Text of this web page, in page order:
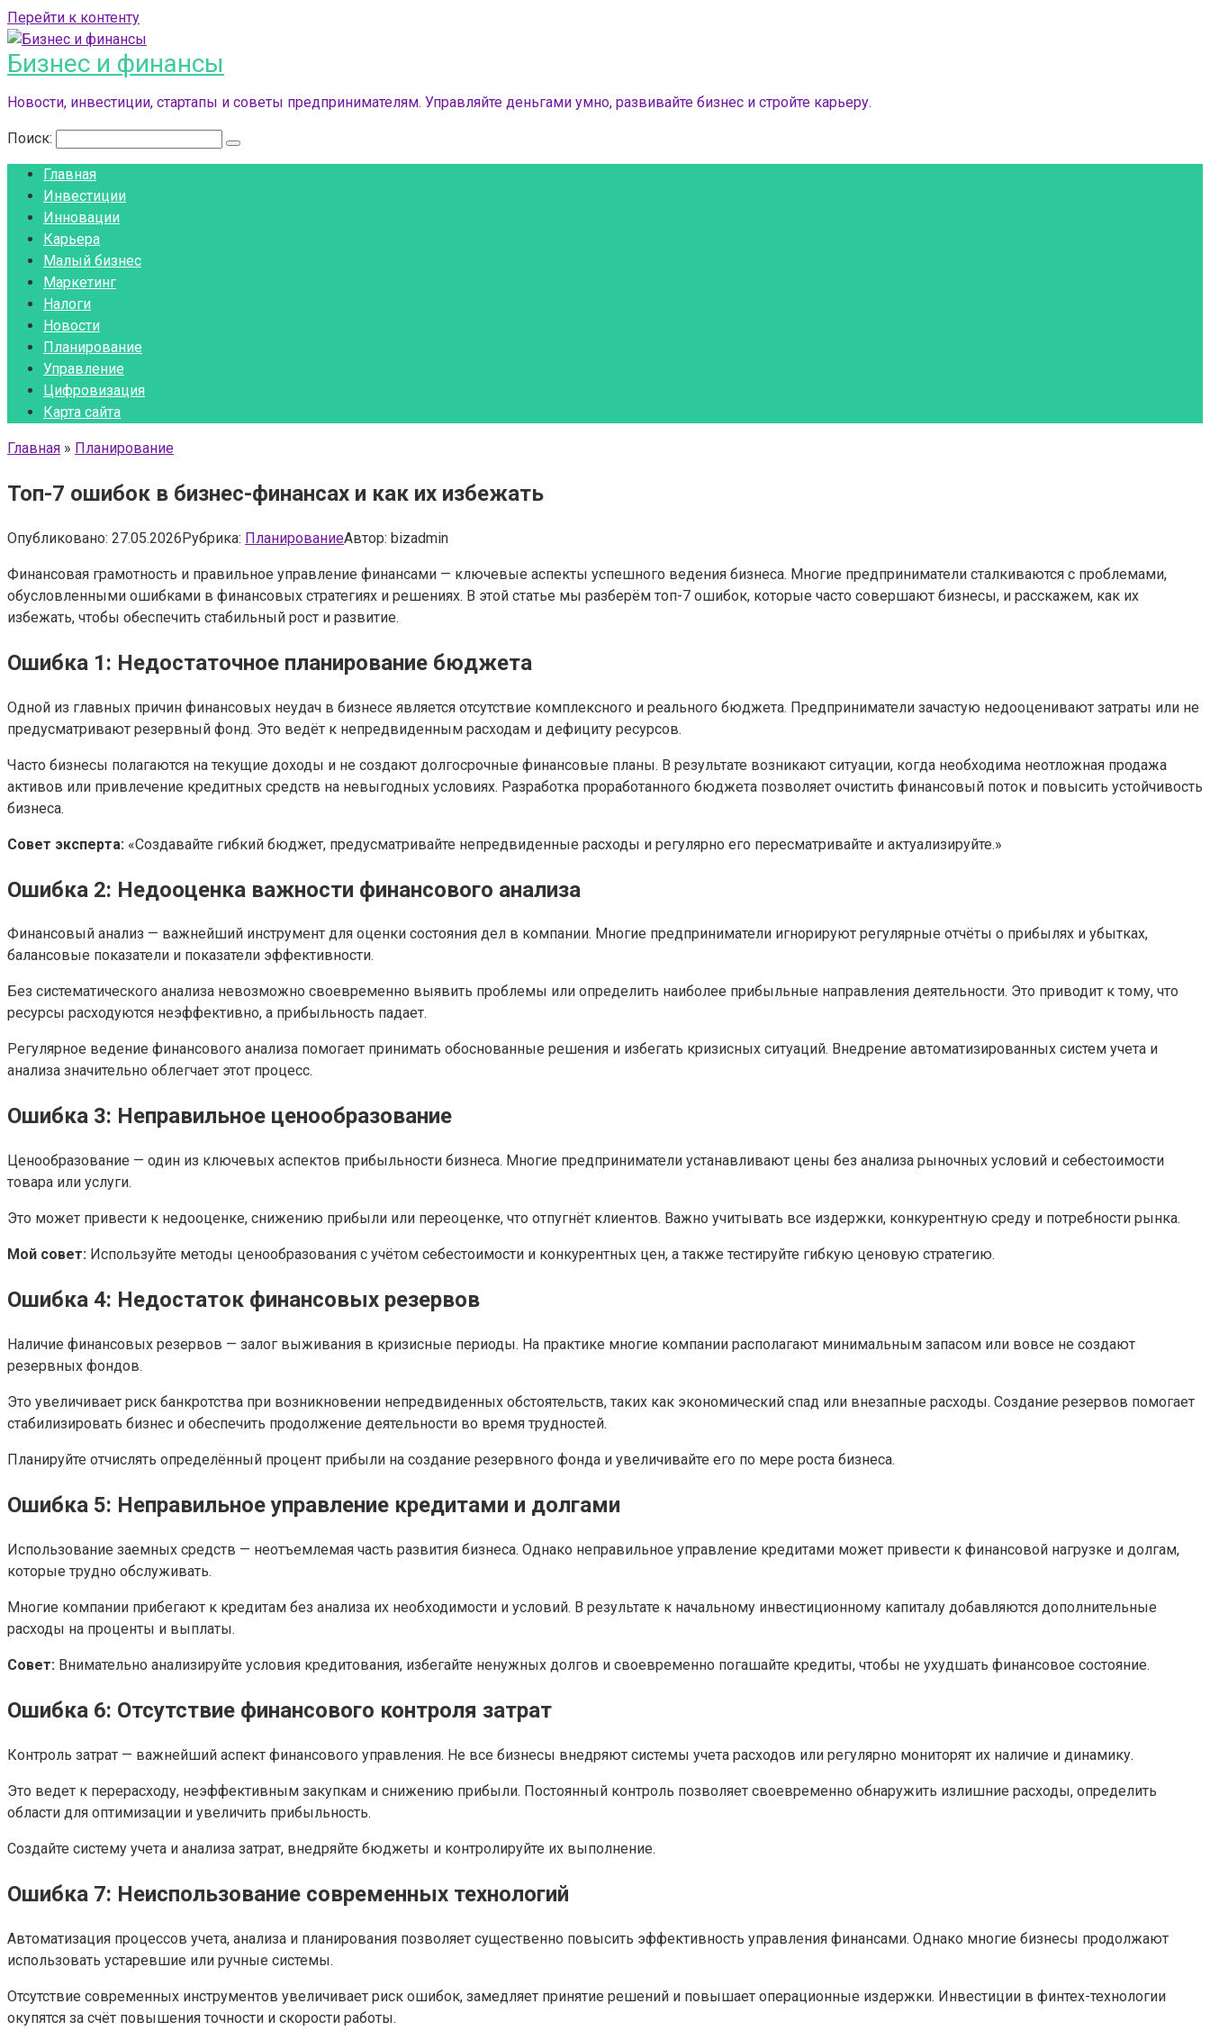
Перейти к контенту
Бизнес и финансы
Новости, инвестиции, стартапы и советы предпринимателям. Управляйте деньгами умно, развивайте бизнес и стройте карьеру.
Поиск:
Главная
Инвестиции
Инновации
Карьера
Малый бизнес
Маркетинг
Налоги
Новости
Планирование
Управление
Цифровизация
Карта сайта
Главная » Планирование
Топ-7 ошибок в бизнес-финансах и как их избежать
Опубликовано: 27.05.2026Рубрика: ПланированиеАвтор: bizadmin
Финансовая грамотность и правильное управление финансами — ключевые аспекты успешного ведения бизнеса. Многие предприниматели сталкиваются с проблемами,
обусловленными ошибками в финансовых стратегиях и решениях. В этой статье мы разберём топ-7 ошибок, которые часто совершают бизнесы, и расскажем, как их
избежать, чтобы обеспечить стабильный рост и развитие.
Ошибка 1: Недостаточное планирование бюджета
Одной из главных причин финансовых неудач в бизнесе является отсутствие комплексного и реального бюджета. Предприниматели зачастую недооценивают затраты или не
предусматривают резервный фонд. Это ведёт к непредвиденным расходам и дефициту ресурсов.
Часто бизнесы полагаются на текущие доходы и не создают долгосрочные финансовые планы. В результате возникают ситуации, когда необходима неотложная продажа
активов или привлечение кредитных средств на невыгодных условиях. Разработка проработанного бюджета позволяет очистить финансовый поток и повысить устойчивость
бизнеса.
Совет эксперта: «Создавайте гибкий бюджет, предусматривайте непредвиденные расходы и регулярно его пересматривайте и актуализируйте.»
Ошибка 2: Недооценка важности финансового анализа
Финансовый анализ — важнейший инструмент для оценки состояния дел в компании. Многие предприниматели игнорируют регулярные отчёты о прибылях и убытках,
балансовые показатели и показатели эффективности.
Без систематического анализа невозможно своевременно выявить проблемы или определить наиболее прибыльные направления деятельности. Это приводит к тому, что
ресурсы расходуются неэффективно, а прибыльность падает.
Регулярное ведение финансового анализа помогает принимать обоснованные решения и избегать кризисных ситуаций. Внедрение автоматизированных систем учета и
анализа значительно облегчает этот процесс.
Ошибка 3: Неправильное ценообразование
Ценообразование — один из ключевых аспектов прибыльности бизнеса. Многие предприниматели устанавливают цены без анализа рыночных условий и себестоимости
товара или услуги.
Это может привести к недооценке, снижению прибыли или переоценке, что отпугнёт клиентов. Важно учитывать все издержки, конкурентную среду и потребности рынка.
Мой совет: Используйте методы ценообразования с учётом себестоимости и конкурентных цен, а также тестируйте гибкую ценовую стратегию.
Ошибка 4: Недостаток финансовых резервов
Наличие финансовых резервов — залог выживания в кризисные периоды. На практике многие компании располагают минимальным запасом или вовсе не создают
резервных фондов.
Это увеличивает риск банкротства при возникновении непредвиденных обстоятельств, таких как экономический спад или внезапные расходы. Создание резервов помогает
стабилизировать бизнес и обеспечить продолжение деятельности во время трудностей.
Планируйте отчислять определённый процент прибыли на создание резервного фонда и увеличивайте его по мере роста бизнеса.
Ошибка 5: Неправильное управление кредитами и долгами
Использование заемных средств — неотъемлемая часть развития бизнеса. Однако неправильное управление кредитами может привести к финансовой нагрузке и долгам,
которые трудно обслуживать.
Многие компании прибегают к кредитам без анализа их необходимости и условий. В результате к начальному инвестиционному капиталу добавляются дополнительные
расходы на проценты и выплаты.
Совет: Внимательно анализируйте условия кредитования, избегайте ненужных долгов и своевременно погашайте кредиты, чтобы не ухудшать финансовое состояние.
Ошибка 6: Отсутствие финансового контроля затрат
Контроль затрат — важнейший аспект финансового управления. Не все бизнесы внедряют системы учета расходов или регулярно мониторят их наличие и динамику.
Это ведет к перерасходу, неэффективным закупкам и снижению прибыли. Постоянный контроль позволяет своевременно обнаружить излишние расходы, определить
области для оптимизации и увеличить прибыльность.
Создайте систему учета и анализа затрат, внедряйте бюджеты и контролируйте их выполнение.
Ошибка 7: Неиспользование современных технологий
Автоматизация процессов учета, анализа и планирования позволяет существенно повысить эффективность управления финансами. Однако многие бизнесы продолжают
использовать устаревшие или ручные системы.
Отсутствие современных инструментов увеличивает риск ошибок, замедляет принятие решений и повышает операционные издержки. Инвестиции в финтех-технологии
окупятся за счёт повышения точности и скорости работы.